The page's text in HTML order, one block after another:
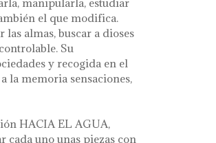
manipularla, estudiar
el que modifica.
almas, buscar a dioses
Su
y recogida en el
la memoria sensaciones,
HACIA EL AGUA,
uno unas piezas con